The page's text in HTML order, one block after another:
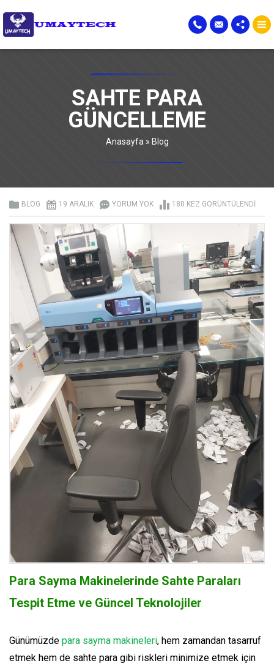
SAHTE PARA
GÜNCELLEME
Anasayfa » Blog
BLOG 19 ARALIK YORUM YOK 180 KEZ GÖRÜNTÜLENDI
Para Sayma Makinelerinde Sahte Paraları
Tespit Etme ve Güncel Teknolojiler
Günümüzde para sayma makineleri, hem zamandan tasarruf
etmek hem de sahte para gibi riskleri minimize etmek için